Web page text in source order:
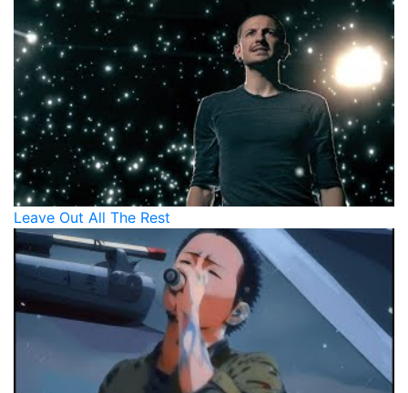
Leave Out All The Rest